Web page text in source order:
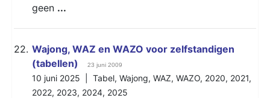
geen ...
22. Wajong, WAZ en WAZO voor zelfstandigen
(tabellen)
23 juni 2009
10 juni 2025 | Tabel, Wajong, WAZ, WAZO, 2020, 2021,
2022, 2023, 2024, 2025